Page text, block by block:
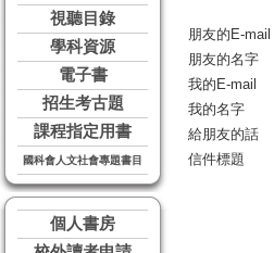
視聽目錄
學科資源
電子書
招生考古題
課程指定用書
國科會人文社會專題書目
個人書房
朋友的E-mail
朋友的名字
我的E-mail
我的名字
給朋友的話
信件標題